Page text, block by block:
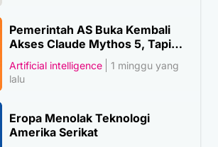
Pemerintah AS Buka Kembali
Akses Claude Mythos 5, Tapi…
Artificial intelligence
1 minggu yang
lalu
Eropa Menolak Teknologi
Amerika Serikat